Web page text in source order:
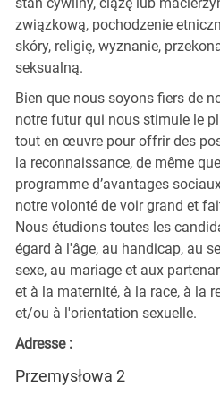
związkową, pochodzenie
skóry, religię, wyznanie,
seksualną.
Bien que nous soyons fiers de
notre futur qui nous stimule le
tout en œuvre pour offrir des
la reconnaissance, de même
programme d’avantages
notre volonté de voir grand et
Nous étudions toutes les
égard à l'âge, au handicap, au
sexe, au mariage et aux
et à la maternité, à la race, à la
et/ou à l'orientation sexuelle.
Adresse :
Przemysłowa 2